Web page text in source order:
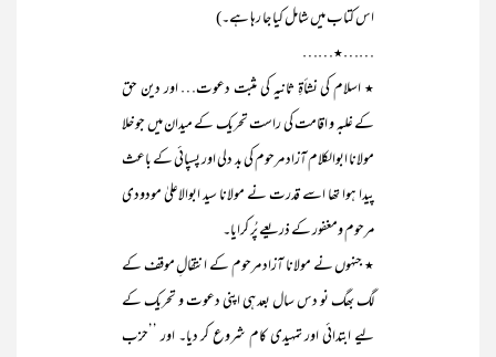
اس کتاب میں شامل کیا جا رہا ہے۔)
……٭……
٭ اسلام کی نشأۃِ ثانیہ کی مثبت دعوت… اور دین حق
کے غلبہ و اقامت کی راست تحریک کے میدان میں جو خلا
مولانا ابوالکلام آزاد مرحوم کی بد دلی اور پسپائی کے باعث
پیدا ہوا تھا اسے قدرت نے مولانا سید ابوالاعلیٰ مودودی
مرحوم ومغفور کے ذریعے پُر کرایا۔
٭ جنہوں نے مولانا آزاد مرحوم کے انتقالِ موقف کے
لگ بھگ نو دس سال بعد ہی اپنی دعوت و تحریک کے
لیے ابتدائی اور تمہیدی کام شروع کر دیا۔ اور ’’حزب